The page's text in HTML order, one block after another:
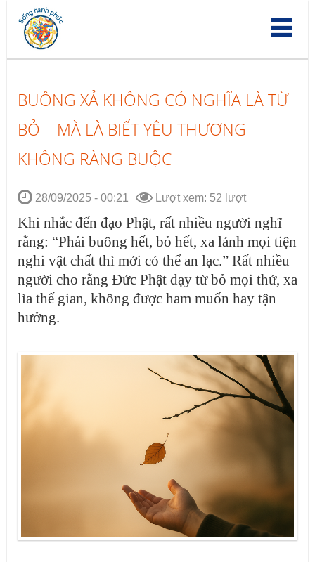
dung
BUÔNG XẢ KHÔNG CÓ NGHĨA LÀ TỪ
BỎ – MÀ LÀ BIẾT YÊU THƯƠNG
KHÔNG RÀNG BUỘC
28/09/2025 - 00:21 Lượt xem: 52 lượt
Khi nhắc đến đạo Phật, rất nhiều người nghĩ
rằng: “Phải buông hết, bỏ hết, xa lánh mọi tiện
nghi vật chất thì mới có thể an lạc.” Rất nhiều
người cho rằng Đức Phật dạy từ bỏ mọi thứ, xa
lìa thế gian, không được ham muốn hay tận
hưởng.